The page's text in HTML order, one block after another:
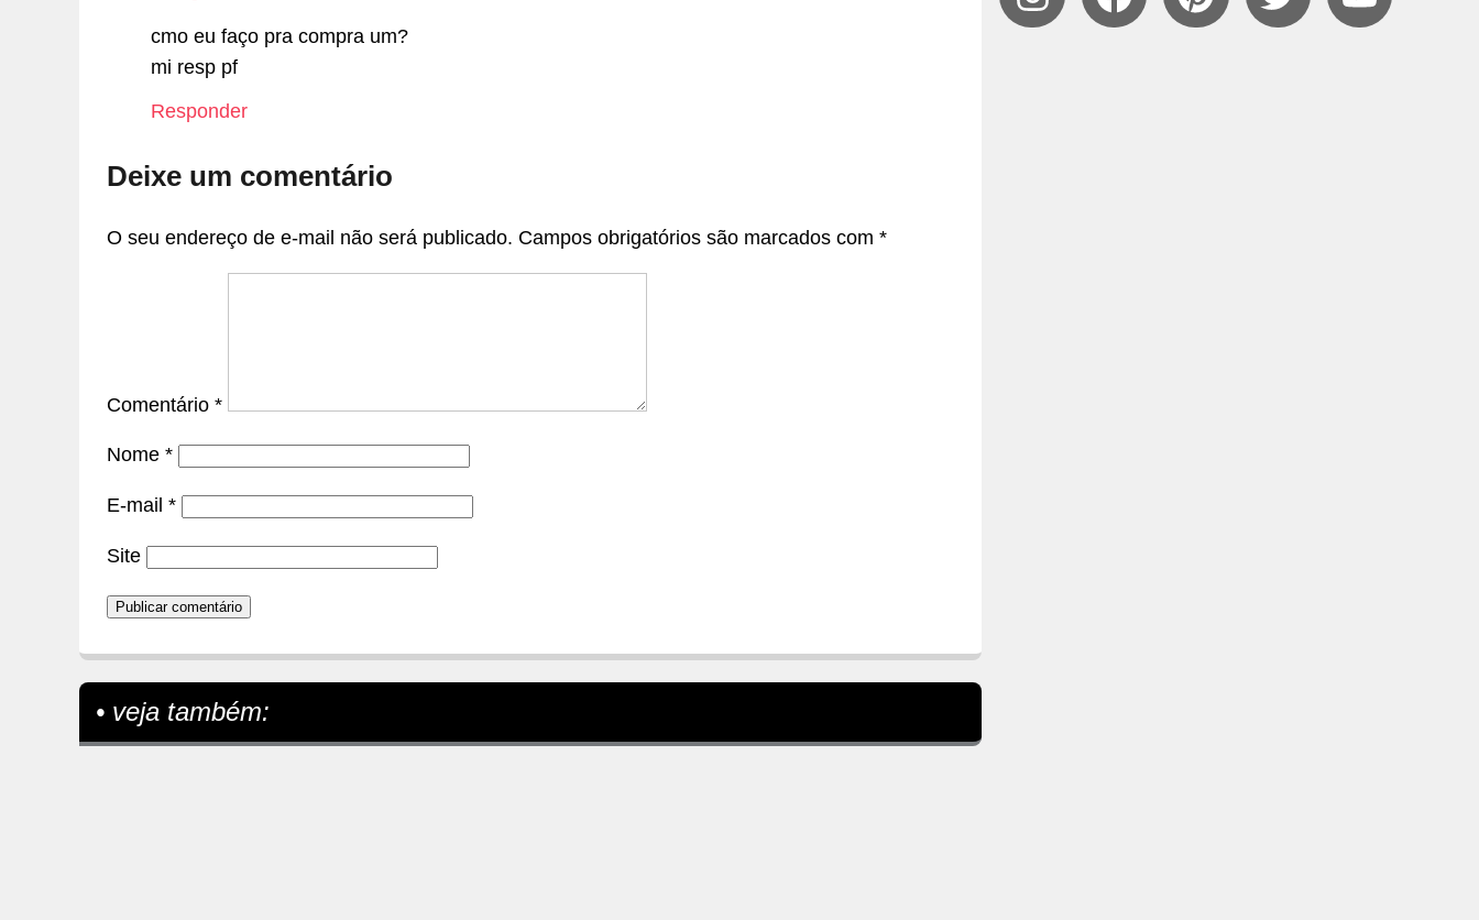
cmo eu faço pra compra um?
mi resp pf
Responder
Deixe um comentário
O seu endereço de e-mail não será publicado. Campos obrigatórios são marcados com *
Comentário *
Nome *
E-mail *
Site
• veja também: